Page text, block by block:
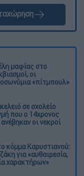
μαφίας στο
οι
«πίτμπουλ»
σε σχολείο
που ο 14χρονος
οι νεκροί
κόμμα Καρυστιανού:
για «αυθαιρεσία,
χαρακτήρων»